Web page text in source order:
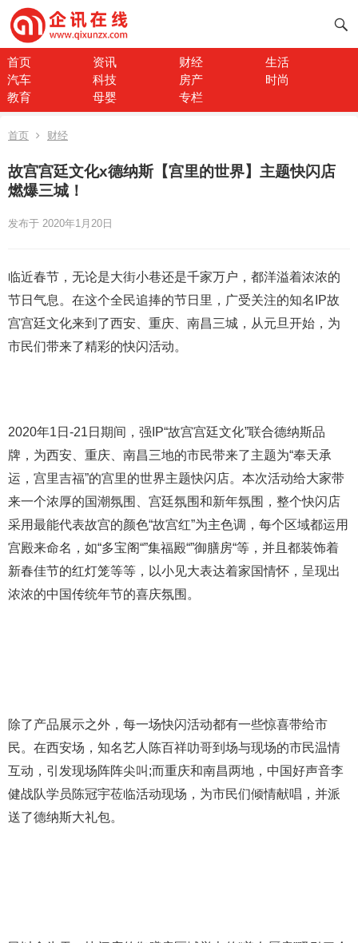
首页 资讯 财经
生活
汽车
科技 房产
时尚
教育
母婴 专栏
首页 财经
故宫宫廷文化x德纳斯【宫里的世界】主题快闪店
燃爆三城！
发布于 2020年1月20日
临近春节，无论是大街小巷还是千家万户，都洋溢着浓浓的
节日气息。在这个全民追捧的节日里，广受关注的知名IP故
宫宫廷文化来到了西安、重庆、南昌三城，从元旦开始，为
市民们带来了精彩的快闪活动。
2020年1日-21日期间，强IP“故宫宫廷文化”联合德纳斯品
牌，为西安、重庆、南昌三地的市民带来了主题为“奉天承
运，宫里吉福”的宫里的世界主题快闪店。本次活动给大家带
来一个浓厚的国潮氛围、宫廷氛围和新年氛围，整个快闪店
采用最能代表故宫的颜色“故宫红”为主色调，每个区域都运用
宫殿来命名，如“多宝阁“”集福殿“”御膳房“等，并且都装饰着
新春佳节的红灯笼等等，以小见大表达着家国情怀，呈现出
浓浓的中国传统年节的喜庆氛围。
除了产品展示之外，每一场快闪活动都有一些惊喜带给市
民。在西安场，知名艺人陈百祥叻哥到场与现场的市民温情
互动，引发现场阵阵尖叫;而重庆和南昌两地，中国好声音李
健战队学员陈冠宇莅临活动现场，为市民们倾情献唱，并派
送了德纳斯大礼包。